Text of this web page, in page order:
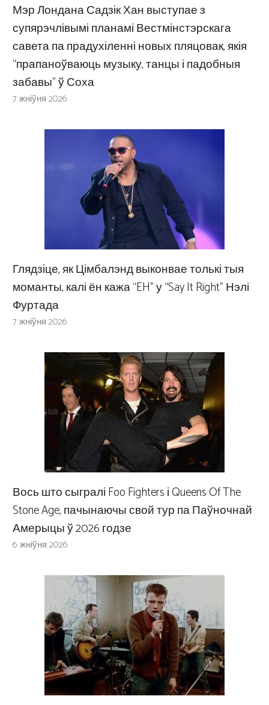
Мэр Лондана Садзік Хан выступае з
супярэчлівымі планамі Вестмінстэрскага
савета па прадухіленні новых пляцовак, якія
“прапаноўваюць музыку, танцы і падобныя
забавы” ў Соха
7 жніўня 2026
Глядзіце, як Цімбалэнд выконвае толькі тыя
моманты, калі ён кажа “EH” у “Say It Right” Нэлі
Фуртада
7 жніўня 2026
Вось што сыгралі Foo Fighters і Queens Of The
Stone Age, пачынаючы свой тур па Паўночнай
Амерыцы ў 2026 годзе
6 жніўня 2026